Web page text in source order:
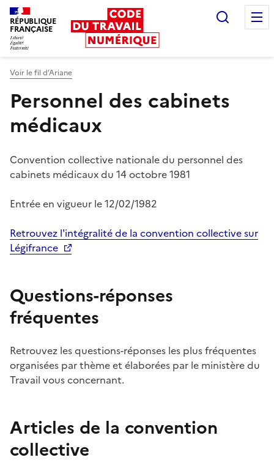
RÉPUBLIQUE
FRANÇAISE
Voir le fil d’Ariane
Personnel des cabinets
médicaux
Convention collective nationale du personnel des
cabinets médicaux du 14 octobre 1981
Entrée en vigueur le12/02/1982
Retrouvez l'intégralité de la convention collective sur
Légifrance
Questions-réponses
fréquentes
Retrouvez les questions-réponses les plus fréquentes
organisées par thème et élaborées par le ministère du
Travail vous concernant.
Articles de la convention
collective